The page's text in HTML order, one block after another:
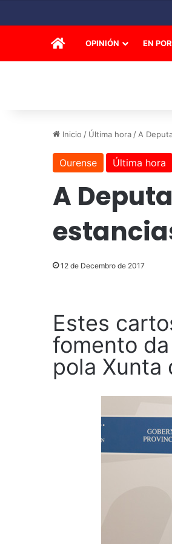
INICIOOPINIÓN EN
Inicio / Última hora / A
Ourense Última hora
A
12 de Decembro de 2017
Estes
fomento
pola Xunta